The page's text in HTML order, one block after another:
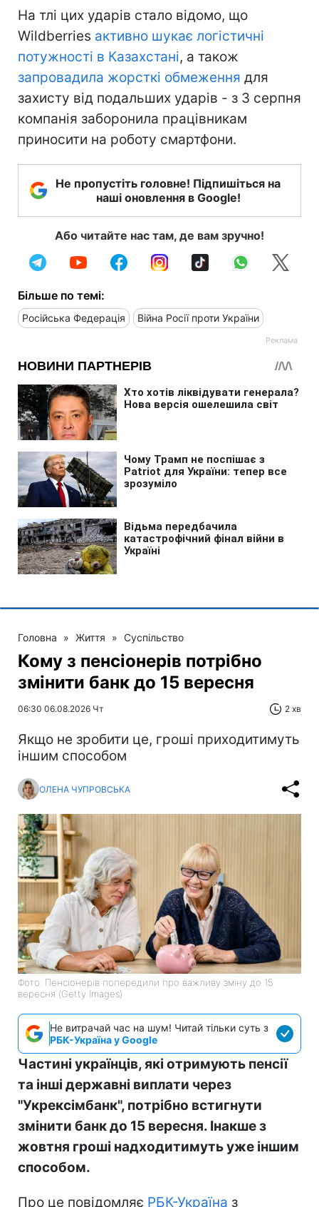
На тлі цих ударів стало відомо, що
Wildberries активно шукає логістичні
потужності в Казахстані, а також
запровадила жорсткі обмеження для
захисту від подальших ударів - з 3 серпня
компанія заборонила працівникам
приносити на роботу смартфони.
Не пропустіть головне! Підпишіться на
наші оновлення в Google!
Або читайте нас там, де вам зручно!
Більше по темі:
Російська Федерація Війна Росії проти України
Головна » Життя » Суспільство
Кому з пенсіонерів потрібно
змінити банк до 15 вересня
06:30 06.08.2026 Чт 2 хв
Якщо не зробити це, гроші приходитимуть
іншим способом
ОЛЕНА ЧУПРОВСЬКА
Фото: Пенсіонерів попередили про важливу зміну до 15
вересня (Getty Images)
Не витрачай час на шум! Читай тільки суть з
РБК-Україна у Google
Частині українців, які отримують пенсії
та інші державні виплати через
"Укрексімбанк", потрібно встигнути
змінити банк до 15 вересня. Інакше з
жовтня гроші надходитимуть уже іншим
способом.
Про це повідомляє РБК-Україна з